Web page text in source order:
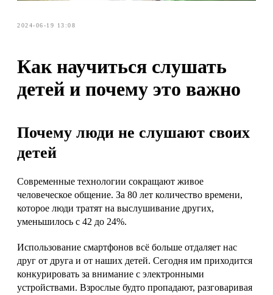
2024-06-19 13:08
Как научиться слушать
детей и почему это важно
Почему люди не слушают своих
детей
Современные технологии сокращают живое
человеческое общение. За 80 лет количество времени,
которое люди тратят на выслушивание других,
уменьшилось с 42 до 24%.
Использование смартфонов всё больше отдаляет нас
друг от друга и от наших детей. Сегодня им приходится
конкурировать за внимание с электронными
устройствами. Взрослые будто пропадают, разговаривая